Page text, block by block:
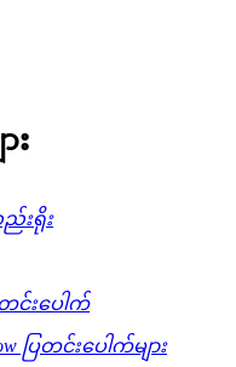
း
းရိုး
င်းပေါက်
ပြတင်းပေါက်များ